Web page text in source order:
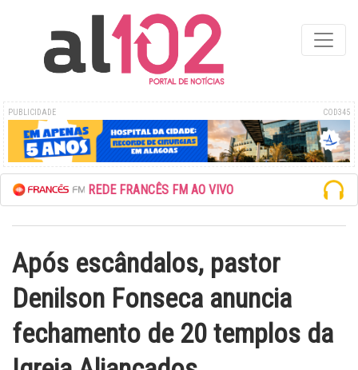
PUBLICIDADE COD345
ESCUTE A REDE FRANCÊS FM AO VIVO
Após escândalos, pastor
Denilson Fonseca anuncia
fechamento de 20 templos da